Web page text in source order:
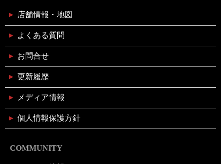
店舗情報・地図
よくある質問
お問合せ
更新履歴
メディア情報
個人情報保護方針
COMMUNITY